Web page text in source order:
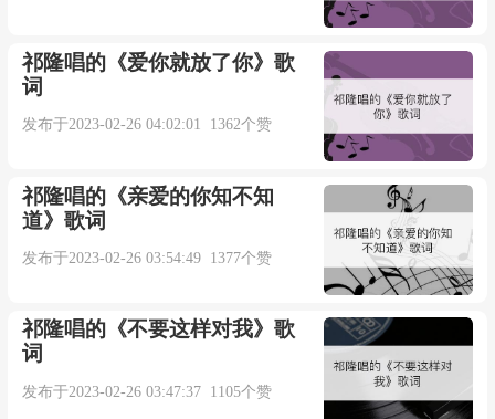
只剩电台音乐
那年和你熬过的一切
疯狂依赖放弃过的昨天
那些我们才懂的语言
都藏在照片里
谁的春天
祁隆唱的《爱你就放了你》歌
词
发布于2023-02-26 04:02:01 1362个赞
祁隆唱的《亲爱的你知不知
道》歌词
发布于2023-02-26 03:54:49 1377个赞
祁隆唱的《不要这样对我》歌
词
发布于2023-02-26 03:47:37 1105个赞